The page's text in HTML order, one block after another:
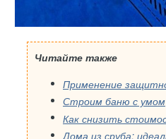
Читайте также
Строим баню с умом